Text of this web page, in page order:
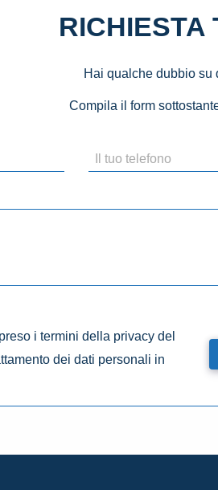
RICHIESTA
Hai qualche dubbio su
Compila il form
i termini della privacy del
dei dati personali in